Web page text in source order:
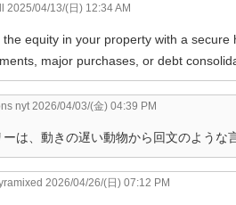
2025/04/13/(日) 12:34 AM
the equity in your property with a
major purchases, or debt
nyt2026/04/03/(金) 04:39 PM
ーは、動きの遅い動物から回文のような
2026/04/26/(日) 07:12 PM